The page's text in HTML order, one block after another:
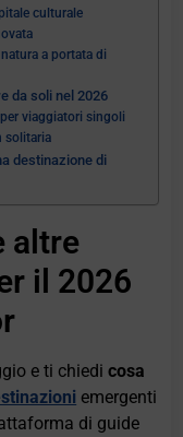
culturale
a portata di
da soli nel 2026
viaggiatori singoli
solitaria
destinazione di
altre
il 2026
e ti chiedicosa
emergenti
di guide